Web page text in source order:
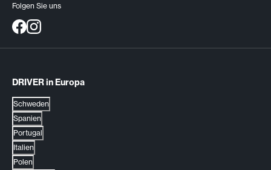
Folgen Sie uns
DRIVER in Europa
Schweden
Spanien
Portugal
Italien
Polen